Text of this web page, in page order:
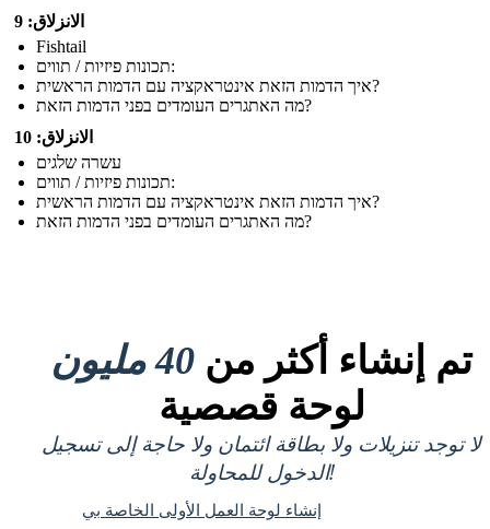
الانزلاق: 9
Fishtail
תכונות פיזיות / תווים:
איך הדמות הזאת אינטראקציה עם הדמות הראשית?
מה האתגרים העומדים בפני הדמות הזאת?
الانزلاق: 10
עשרה שלגים
תכונות פיזיות / תווים:
איך הדמות הזאת אינטראקציה עם הדמות הראשית?
מה האתגרים העומדים בפני הדמות הזאת?
تم إنشاء أكثر من 40 مليون
لوحة قصصية
لا توجد تنزيلات ولا بطاقة ائتمان ولا حاجة إلى تسجيل
الدخول للمحاولة!
إنشاء لوحة العمل الأولى الخاصة بي